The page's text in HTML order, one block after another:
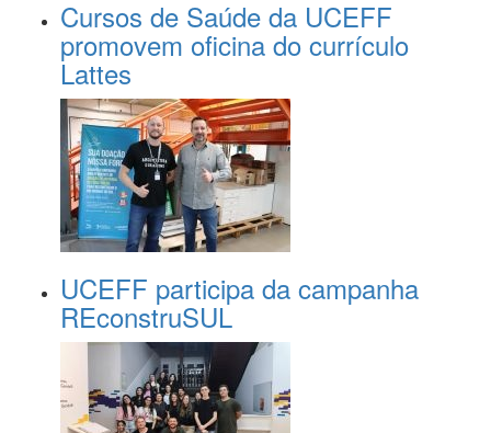
Cursos de Saúde da UCEFF
promovem oficina do currículo
Lattes
UCEFF participa da campanha
REconstruSUL